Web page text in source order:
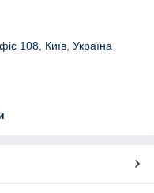
108, Київ, Україна